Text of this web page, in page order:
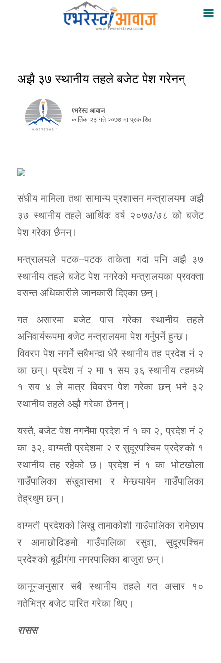
अझै ३७ स्थानीय तहले बजेट पेश गरेनन्
एभरेस्ट आवाज
कार्तिक २३ गते २०७७ मा प्रकाशित
संघीय मामिला तथा सामान्य प्रशासन मन्त्रालयमा अझै
३७ स्थानीय तहले आर्थिक वर्ष २०७७/७८ को बजेट
पेश गरेका छैनन्।
मन्त्रालयले पटक–पटक ताकेता गर्दा पनि अझै ३७
स्थानीय तहले बजेट पेश नगरेको मन्त्रालयका प्रवक्ता
वसन्त अधिकारीले जानकारी दिएका छन्।
गत असारमा बजेट पास गरेका स्थानीय तहले
अनिवार्यरूपमा बजेट मन्त्रालयमा पेश गर्नुपर्ने हुन्छ।
विवरण पेश नगर्ने सबैभन्दा धेरै स्थानीय तह प्रदेश नं २
का छन्। प्रदेश नं २ मा १ सय ३६ स्थानीय तहमध्ये
१ सय ४ ले मात्र विवरण पेश गरेका छन् भने ३२
स्थानीय तहले अझै गरेका छैनन्।
यस्तै, बजेट पेश नगर्नेमा प्रदेश नंं १ का २, प्रदेश नं २
का ३२, वाग्मती प्रदेशमा २ र सुदूरपश्चिम प्रदेशको १
स्थानीय तह रहेको छ। प्रदेश नंं १ का भोटखोला
गाउँपालिका संखुवासभा र मेन्छयायेम गाउँपालिका
तेह्रथुम छन्।
वाग्मती प्रदेशको लिखु तामाकोशी गाउँपालिका रामेछाप
र आमाछोदिङमो गाउँपालिका रसुवा, सुदूरपश्चिम
प्रदेशको बूढीगंगा नगरपालिका बाजुरा छन्।
कानूनअनुसार सबै स्थानीय तहले गत असार १०
गतेभित्र बजेट पारित गरेका थिए।
रासस